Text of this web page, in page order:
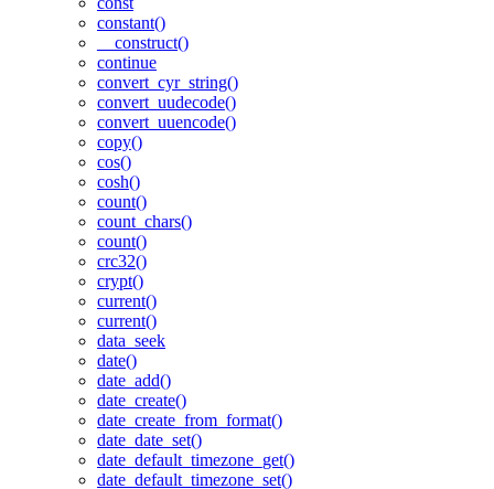
constant()
__construct()
continue
convert_cyr_string()
convert_uudecode()
convert_uuencode()
copy()
cos()
cosh()
count()
count_chars()
count()
crc32()
crypt()
current()
current()
data_seek
date()
date_add()
date_create()
date_create_from_format()
date_date_set()
date_default_timezone_get()
date_default_timezone_set()